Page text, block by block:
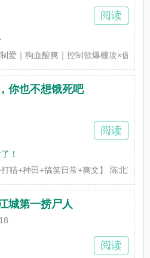
爱｜狗血酸爽｜控制欲爆棚攻×倔强
阅读
你也不想饿死吧
！
打猎+种田+搞笑日常+爽文】 陈北望
阅读
城第一捞尸人
阅读